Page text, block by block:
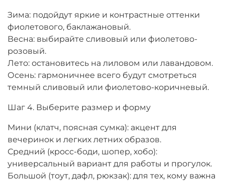
Зима: подойдут яркие и контрастные оттенки
фиолетового, баклажановый.
Весна: выбирайте сливовый или фиолетово-
розовый.
Лето: остановитесь на лиловом или лавандовом.
Осень: гармоничнее всего будут смотреться
темный сливовый или фиолетово-коричневый.
Шаг 4. Выберите размер и форму
Мини (клатч, поясная сумка): акцент для
вечеринок и легких летних образов.
Средний (кросс-боди, шопер, хобо):
универсальный вариант для работы и прогулок.
Большой (тоут, дафл, рюкзак): для тех, кому важна